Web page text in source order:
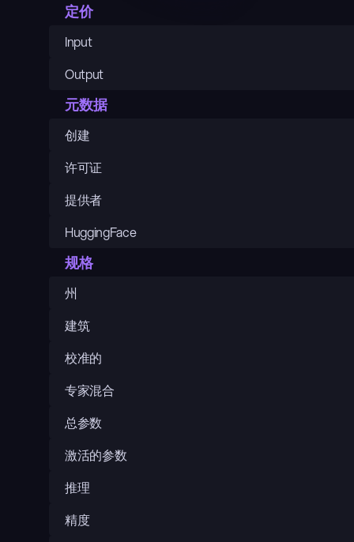
定价
Input
Output
元数据
创建
许可证
提供者
HuggingFace
规格
州
建筑
校准的
专家混合
总参数
激活的参数
推理
精度